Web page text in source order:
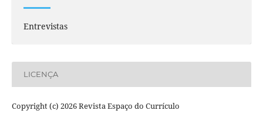
Entrevistas
LICENÇA
Copyright (c) 2026 Revista Espaço do Currículo